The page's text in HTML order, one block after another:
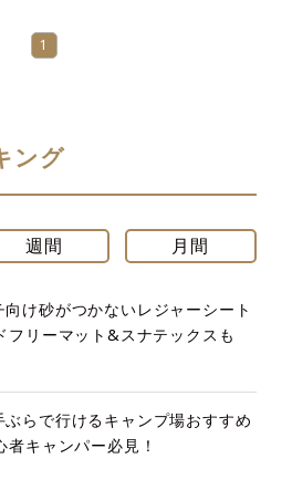
1
ング
週間 月間
け砂がつかないレジャーシート
リーマット&スナテックスも
ぶらで行けるキャンプ場おすすめ
者キャンパー必見！